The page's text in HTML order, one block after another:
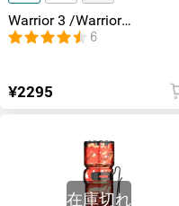
Warrior 3 /Warrior
3S/Warrior X 3/Warrior X 4
テールキャップ
6
¥2295
在庫切れ